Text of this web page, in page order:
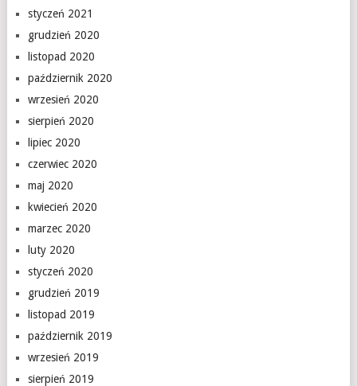
styczeń 2021
grudzień 2020
listopad 2020
październik 2020
wrzesień 2020
sierpień 2020
lipiec 2020
czerwiec 2020
maj 2020
kwiecień 2020
marzec 2020
luty 2020
styczeń 2020
grudzień 2019
listopad 2019
październik 2019
wrzesień 2019
sierpień 2019